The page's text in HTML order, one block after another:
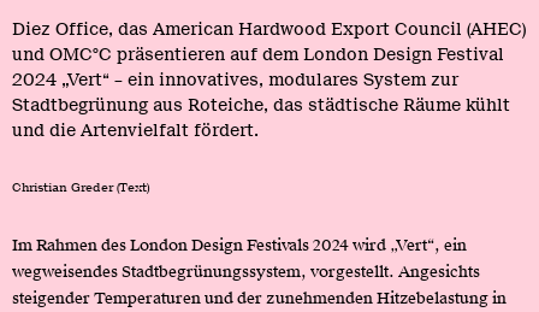
Diez Office, das American Hardwood Export Council (AHEC)
und OMC°C präsentieren auf dem London Design Festival
2024 „Vert“ – ein innovatives, modulares System zur
Stadtbegrünung aus Roteiche, das städtische Räume kühlt
und die Artenvielfalt fördert.
Christian Greder (Text)
Im Rahmen des London Design Festivals 2024 wird „Vert“, ein
wegweisendes Stadtbegrünungssystem, vorgestellt. Angesichts
steigender Temperaturen und der zunehmenden Hitzebelastung in